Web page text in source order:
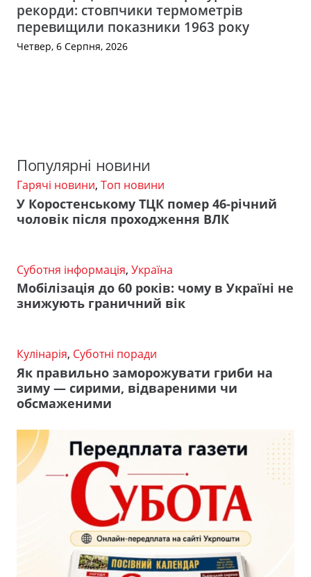
рекорди: стовпчики термометрів
перевищили показники 1963 року
Четвер, 6 Серпня, 2026
Популярні новини
Гарячі новини, Топ новини
У Коростенському ТЦК помер 46-річний
чоловік після проходження ВЛК
Суботня інформація, Україна
Мобілізація до 60 років: чому в Україні не
знижують граничний вік
Кулінарія, Суботні поради
Як правильно заморожувати гриби на
зиму — сирими, відвареними чи
обсмаженими